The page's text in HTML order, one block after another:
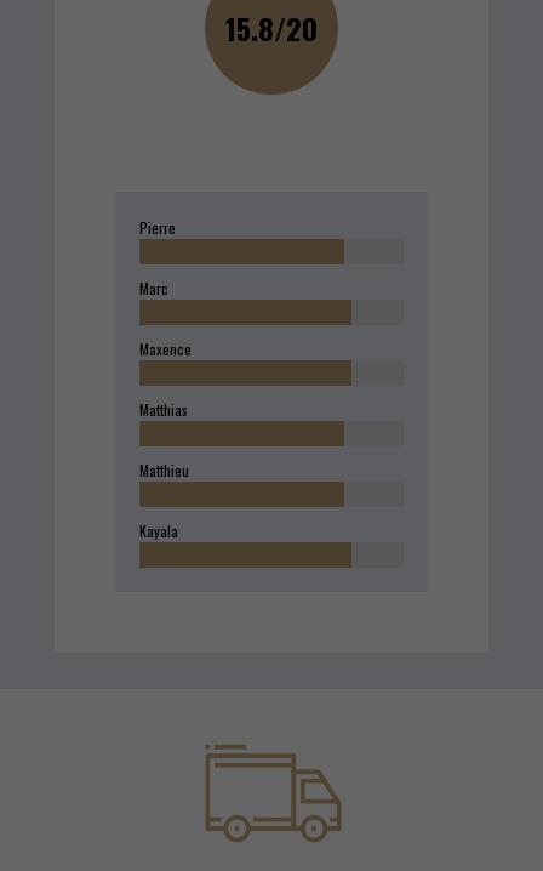
15.8/20
Pierre
Marc
Maxence
Matthias
Matthieu
Kayala